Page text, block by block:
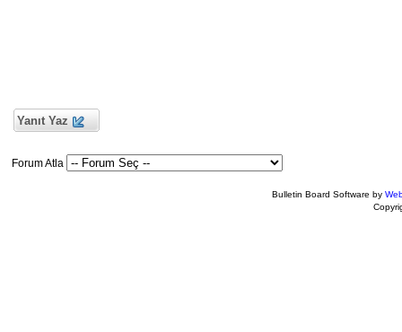
Yanıt Yaz
Forum Atla
Bulletin Board Software by